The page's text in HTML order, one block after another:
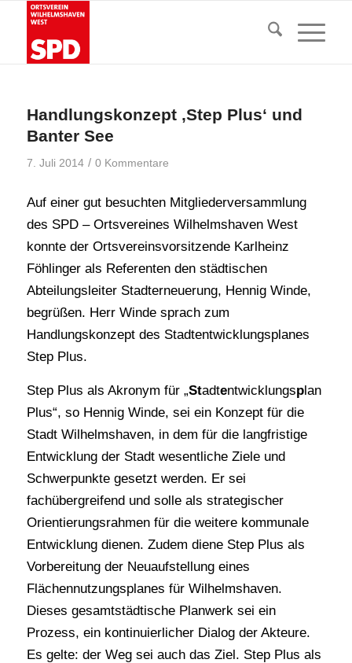
Handlungskonzept ‚Step Plus‘ und
Banter See
7. Juli 2014 / 0 Kommentare
Auf einer gut besuchten Mitgliederversammlung
des SPD – Ortsvereines Wilhelmshaven West
konnte der Ortsvereinsvorsitzende Karlheinz
Föhlingerals Referenten den städtischen
Abteilungsleiter Stadterneuerung, Hennig Winde,
begrüßen. Herr Winde sprach zum
Handlungskonzept des Stadtentwicklungsplanes
Step Plus.
Step Plus als Akronym für „Stadtentwicklungsplan
Plus“, so Hennig Winde, sei ein Konzept für die
Stadt Wilhelmshaven, in dem für die langfristige
Entwicklung der Stadt wesentliche Ziele und
Schwerpunkte gesetzt werden. Er sei
fachübergreifend und solle als strategischer
Orientierungsrahmen für die weitere kommunale
Entwicklung dienen. Zudem diene Step Plus als
Vorbereitung der Neuaufstellung eines
Flächennutzungsplanes für Wilhelmshaven.
Dieses gesamtstädtische Planwerk sei ein
Prozess, ein kontinuierlicher Dialog der Akteure.
Es gelte: der Weg sei auchdas Ziel. Step Plus als